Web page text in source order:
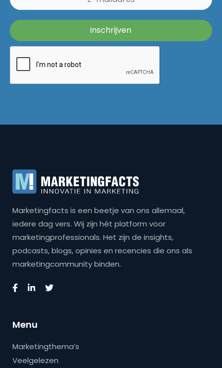
Marketingfacts is een beetje van ons allemaal,
iedere dag vers. Wij zijn hét platform voor
marketingprofessionals. Het zijn de insights,
podcasts, blogs, opinies en recencies die ons als
marketingcommunity binden.
Menu
Marketingthema’s
Veelgelezen